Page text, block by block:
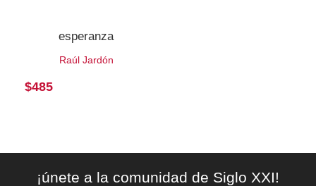
esperanza
Raúl Jardón
$485
¡únete a la comunidad de Siglo XXI!